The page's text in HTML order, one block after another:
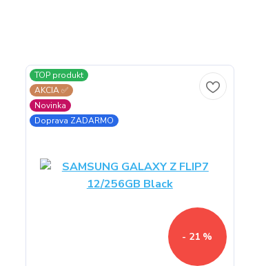
TOP produkt
AKCIA ✅
Novinka
Doprava ZADARMO
- 21 %